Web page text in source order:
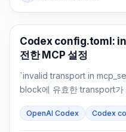
AI 개발 도구
Codex config.toml:
전한 MCP 설정
`invalid transport in
block에 유효한 transport
하세요.
OpenAI Codex Codex